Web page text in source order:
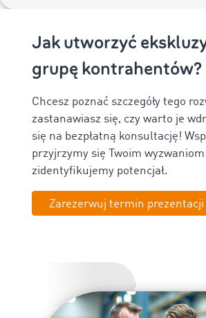
Jak utworzyć
grupę kontrahentów?
Chcesz poznać szczegóły tego
zastanawiasz się, czy warto je
się na bezpłatną konsultację!
przyjrzymy się Twoim wyzwaniom
zidentyfikujemy potencjał.
Zarezerwuj termin prezentacji